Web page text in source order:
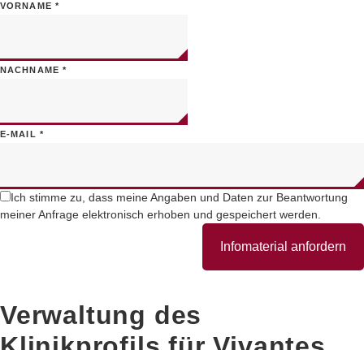
VORNAME *
NACHNAME*
E-MAIL *
Ich stimme zu, dass meine Angaben und Daten zur Beantwortung
meiner Anfrage elektronisch erhoben und gespeichert werden.
Infomaterial anfordern
Verwaltung des